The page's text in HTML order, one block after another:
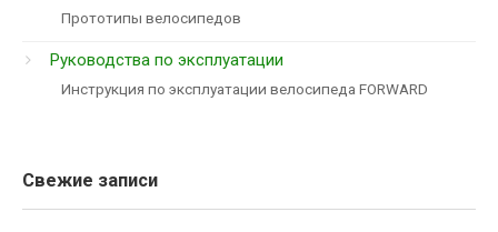
Прототипы велосипедов
Руководства по эксплуатации
Инструкция по эксплуатации велосипеда FORWARD
Свежие записи